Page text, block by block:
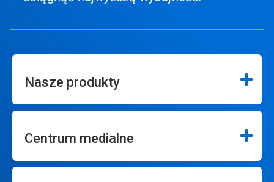
Nasze produkty
Centrum medialne